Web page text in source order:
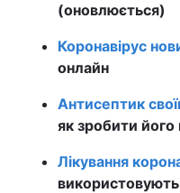
(оновлюється)
Коронавірус
онлайн
Антисептик
як зробити
Лікування
використовують